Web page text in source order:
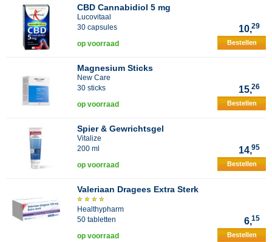
CBD Cannabidiol 5 mg
Lucovitaal
30 capsules
10,29
op voorraad Bestellen
Magnesium Sticks
New Care
30 sticks
15,26
op voorraad Bestellen
Spier & Gewrichtsgel
Vitalize
200 ml
14,95
op voorraad Bestellen
Valeriaan Dragees Extra Sterk
Healthypharm
50 tabletten
6,15
op voorraad Bestellen